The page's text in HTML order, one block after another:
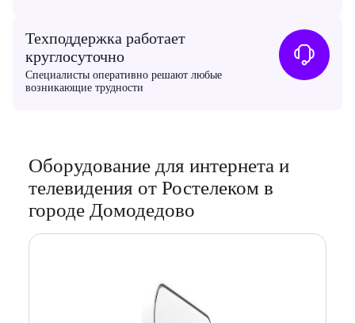
Техподдержка работает
круглосуточно
Специалисты оперативно решают любые
возникающие трудности
Оборудование для интернета и
телевидения от Ростелеком в
городе Домодедово